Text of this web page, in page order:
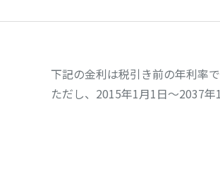
下記の金利は税引き前の年利率
ただし、2015年1月1日～2037